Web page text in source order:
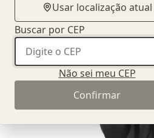
Usar localização atual
Buscar por CEP
Não sei meu CEP
Confirmar